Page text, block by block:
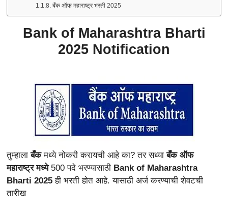
बँक ऑफ महाराष्ट्र भरती 2025
Bank of Maharashtra Bharti
2025 Notification
तुम्हालाबँकमध्ये नोकरी करायची आहे का? तर सध्याबँक ऑफ
महाराष्ट्र मध्ये 500 पदे भरण्यासाठी Bank of Maharashtra
Bharti 2025ही भरती होत आहे. यासाठी अर्ज करण्याची शेवटची
तारीख